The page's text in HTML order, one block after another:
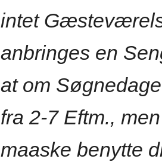
intet
anbringes en
at om
fra 2-7 Eftm.,
maaske benytte